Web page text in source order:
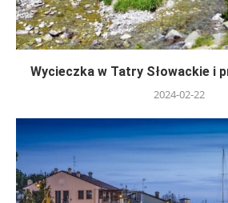
Wycieczka w Tatry Słowackie i
2024-02-22